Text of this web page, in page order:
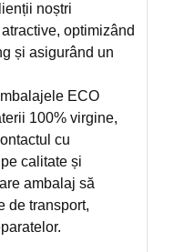
noștri
optimizând
și asigurând un
ECO
100% virgine,
cu
calitate și
ambalaj să
de transport,